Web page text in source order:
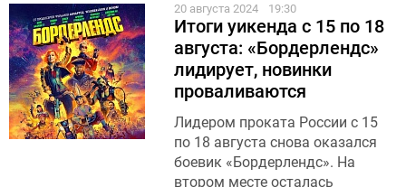
20 августа 2024 19:30
Итоги уикенда с 15 по 18
августа: «Бордерлендс»
лидирует, новинки
проваливаются
Лидером проката России с 15
по 18 августа снова оказался
боевик «Бордерлендс». На
втором месте осталась